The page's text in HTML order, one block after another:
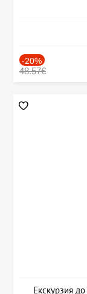
-20%
48.57€
Екскурзия